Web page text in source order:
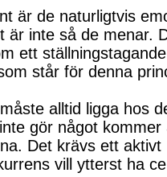
är de naturligtvis
är inte så de menar.
ett
står för denna
alltid ligga hos
gör något
Det krävs ett
vill ytterst ha